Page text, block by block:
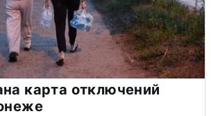
карта отключений